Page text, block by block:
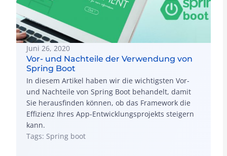
Juni 26, 2020
Vor- und Nachteile der Verwendung von
Spring Boot
In diesem Artikel haben wir die wichtigsten Vor-
und Nachteile von Spring Boot behandelt, damit
Sie herausfinden können, ob das Framework die
Effizienz Ihres App-Entwicklungsprojekts steigern
kann.
Tags: Spring boot